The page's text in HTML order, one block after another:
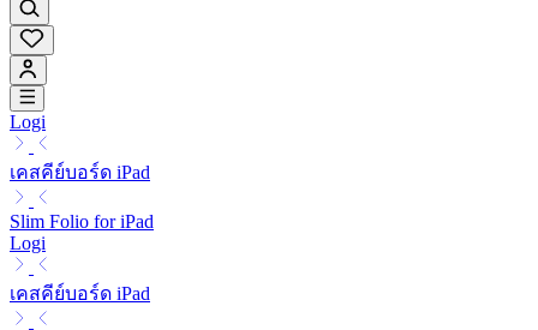
Logi
เคสคีย์บอร์ด iPad
Slim Folio for iPad
Logi
เคสคีย์บอร์ด iPad